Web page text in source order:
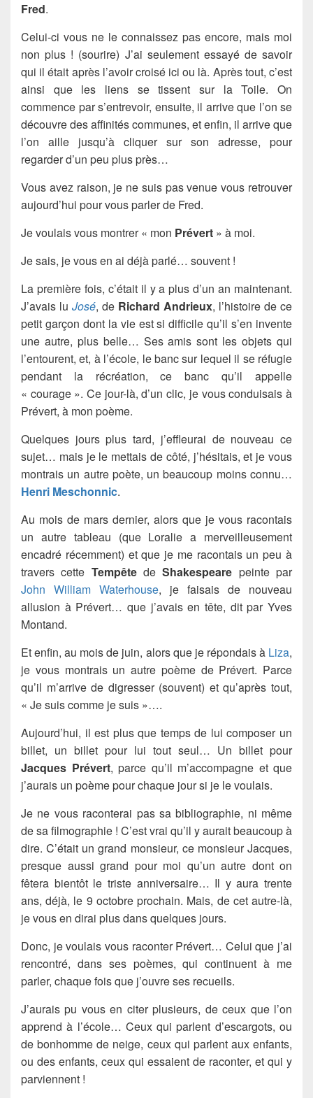
Fred.
Celui-ci vous ne le connaissez pas encore, mais moi
non plus ! (sourire) J’ai seulement essayé de savoir
qui il était après l’avoir croisé ici ou là. Après tout, c’est
ainsi que les liens se tissent sur la Toile. On
commence par s’entrevoir, ensuite, il arrive que l’on se
découvre des affinités communes, et enfin, il arrive que
l’on aille jusqu’à cliquer sur son adresse, pour
regarder d’un peu plus près…
Vous avez raison, je ne suis pas venue vous retrouver
aujourd’hui pour vous parler de Fred.
Je voulais vous montrer « mon Prévert » à moi.
Je sais, je vous en ai déjà parlé… souvent !
La première fois, c’était il y a plus d’un an maintenant.
J’avais lu José, de Richard Andrieux, l’histoire de ce
petit garçon dont la vie est si difficile qu’il s’en invente
une autre, plus belle… Ses amis sont les objets qui
l’entourent, et, à l’école, le banc sur lequel il se réfugie
pendant la récréation, ce banc qu’il appelle
« courage ». Ce jour-là, d’un clic, je vous conduisais à
Prévert, à mon poème.
Quelques jours plus tard, j’effleurai de nouveau ce
sujet… mais je le mettais de côté, j’hésitais, et je vous
montrais un autre poète, un beaucoup moins connu…
Henri Meschonnic.
Au mois de mars dernier, alors que je vous racontais
un autre tableau (que Loralie a merveilleusement
encadré récemment) et que je me racontais un peu à
travers cette TempêtedeShakespeare peinte par
John William Waterhouse, je faisais de nouveau
allusion à Prévert… que j’avais en tête, dit par Yves
Montand.
Et enfin, au mois de juin, alors que je répondais à Liza,
je vous montrais un autre poème de Prévert. Parce
qu’il m’arrive de digresser (souvent) et qu’après tout,
« Je suis comme je suis »….
Aujourd’hui, il est plus que temps de lui composer un
billet, un billet pour lui tout seul… Un billet pour
Jacques Prévert, parce qu’il m’accompagne et que
j’aurais un poème pour chaque jour si je le voulais.
Je ne vous raconterai pas sa bibliographie, ni même
de sa filmographie ! C’est vrai qu’il y aurait beaucoup à
dire. C’était un grand monsieur, ce monsieur Jacques,
presque aussi grand pour moi qu’un autre dont on
fêtera bientôt le triste anniversaire… Il y aura trente
ans, déjà, le 9 octobre prochain. Mais, de cet autre-là,
je vous en dirai plus dans quelques jours.
Donc, je voulais vous raconter Prévert… Celui que j’ai
rencontré, dans ses poèmes, qui continuent à me
parler, chaque fois que j’ouvre ses recueils.
J’aurais pu vous en citer plusieurs, de ceux que l’on
apprend à l’école… Ceux qui parlent d’escargots, ou
de bonhomme de neige, ceux qui parlent aux enfants,
ou des enfants, ceux qui essaient de raconter, et qui y
parviennent !